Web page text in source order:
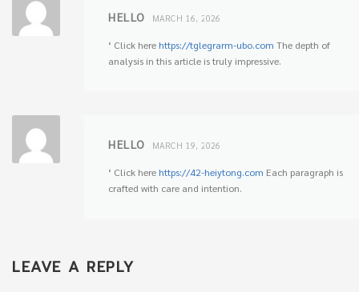
HELLO MARCH 16, 2026
‘ Click here https://tglegrarm-ubo.com The depth of
analysis in this article is truly impressive.
HELLO MARCH 19, 2026
‘ Click here https://42-heiytong.com Each paragraph is
crafted with care and intention.
LEAVE A REPLY